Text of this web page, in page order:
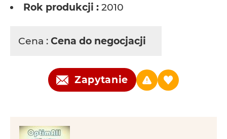
Rok produkcji : 2010
Cena : Cena do negocjacji
Zapytanie